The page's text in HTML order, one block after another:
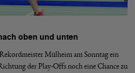
oben und unten
Mülheim am Sonntag ein
der Play-Offs noch eine Chance zu